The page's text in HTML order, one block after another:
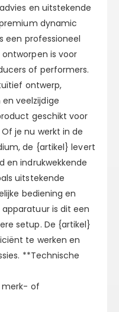
en uitstekende
dynamic
een professioneel
is voor
of performers.
ontwerp,
veelzijdige
geschikt voor
je nu werkt in de
de {artikel} levert
en indrukwekkende
uitstekende
bediening en
is dit een
setup. De {artikel}
te werken en
**Technische
merk- of